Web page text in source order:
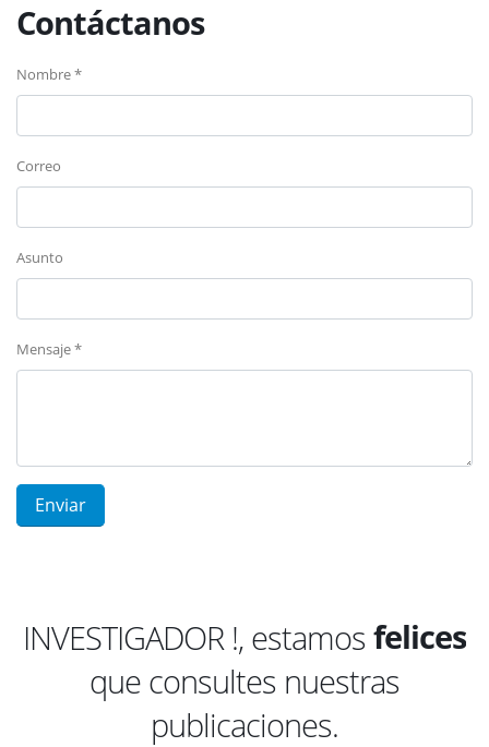
Contáctanos
Nombre *
Correo
Asunto
Mensaje *
INVESTIGADOR !, estamos felices
que consultes nuestras
publicaciones.